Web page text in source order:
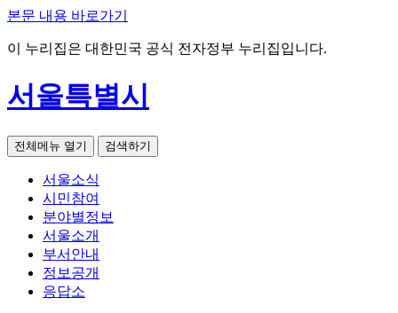
본문 내용 바로가기
이 누리집은 대한민국 공식 전자정부 누리집입니다.
서울특별시
전체메뉴 열기 검색하기
서울소식
시민참여
분야별정보
서울소개
부서안내
정보공개
응답소